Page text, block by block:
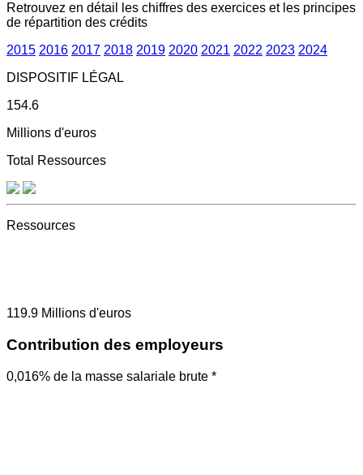
Retrouvez en détail les chiffres des exercices et les principes
de répartition des crédits
2015 2016 2017 2018 2019 2020 2021 2022 2023 2024
DISPOSITIF LÉGAL
154.6
Millions d'euros
Total Ressources
Ressources
119.9 Millions d'euros
Contribution des employeurs
0,016% de la masse salariale brute *